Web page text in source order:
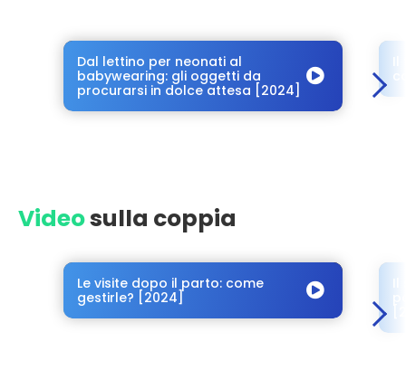
Dal lettino per neonati al
babywearing: gli oggetti da
procurarsi in dolce attesa [2024]
Videosulla coppia
Le visite dopo il parto: come
gestirle? [2024]